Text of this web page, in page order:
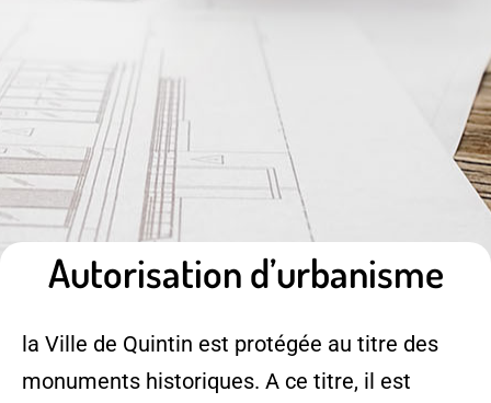
Autorisation d’urbanisme
la Ville de Quintin est protégée au titre des
monuments historiques. A ce titre, il est